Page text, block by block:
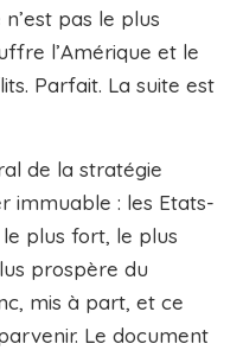
pas le plus
l’Amérique et le
Parfait. La suite est
de la stratégie
immuable : les Etats-
plus fort, le plus
prospère du
mis à part, et ce
Le document